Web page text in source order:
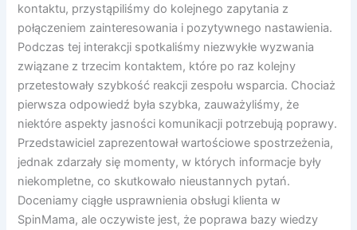
kontaktu, przystąpiliśmy do kolejnego zapytania z
połączeniem zainteresowania i pozytywnego nastawienia.
Podczas tej interakcji spotkaliśmy niezwykłe wyzwania
związane z trzecim kontaktem, które po raz kolejny
przetestowały szybkość reakcji zespołu wsparcia. Chociaż
pierwsza odpowiedź była szybka, zauważyliśmy, że
niektóre aspekty jasności komunikacji potrzebują poprawy.
Przedstawiciel zaprezentował wartościowe spostrzeżenia,
jednak zdarzały się momenty, w których informacje były
niekompletne, co skutkowało nieustannych pytań.
Doceniamy ciągłe usprawnienia obsługi klienta w
SpinMama, ale oczywiste jest, że poprawa bazy wiedzy